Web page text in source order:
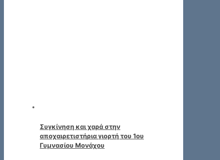
Συγκίνηση και χαρά στην
αποχαιρετιστήρια γιορτή του 1ου
Γυμνασίου Μονάχου